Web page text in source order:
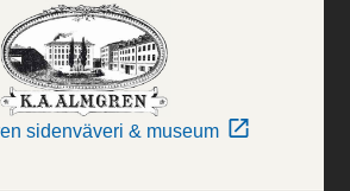
sidenväveri & museum